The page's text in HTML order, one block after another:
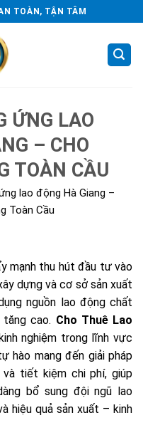
TOÀN, TẬN TÂM
ỨNG LAO
– CHO
TOÀN CẦU
lao động Hà Giang –
Toàn Cầu
mạnh thu hút đầu tư vào
dựng và cơ sở sản xuất
nguồn lao động chất
cao. Cho Thuê Lao
nghiệm trong lĩnh vực
hào mang đến giải pháp
và tiết kiệm chi phí, giúp
bổ sung đội ngũ lao
hiệu quả sản xuất – kinh